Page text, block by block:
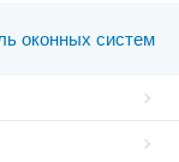
оконных систем